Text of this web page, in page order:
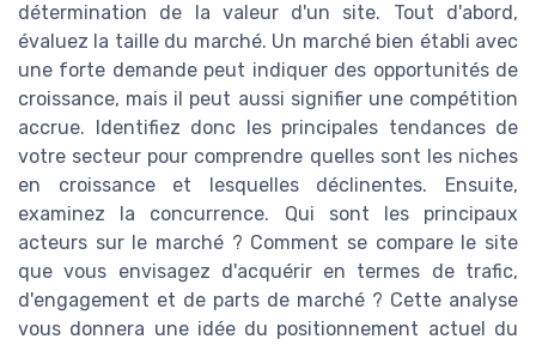
détermination de la valeur d'un site. Tout d'abord,
évaluez la taille du marché. Un marché bien établi avec
une forte demande peut indiquer des opportunités de
croissance, mais il peut aussi signifier une compétition
accrue. Identifiez donc les principales tendances de
votre secteur pour comprendre quelles sont les niches
en croissance et lesquelles déclinentes. Ensuite,
examinez la concurrence. Qui sont les principaux
acteurs sur le marché ? Comment se compare le site
que vous envisagez d'acquérir en termes de trafic,
d'engagement et de parts de marché ? Cette analyse
vous donnera une idée du positionnement actuel du